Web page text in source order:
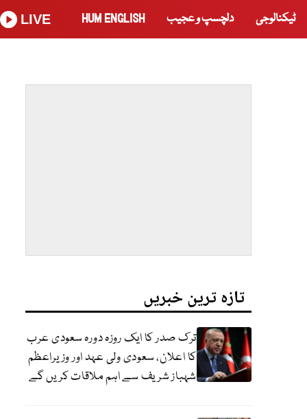
ٹیکنالوجی دلچسپ و عجیب HUM ENGLISH
LIVE
تازہ ترین خبریں
ترک صدر کا ایک روزہ دورہ سعودی عرب
کا اعلان، سعودی ولی عہد اور وزیراعظم
شہباز شریف سے اہم ملاقات کریں گے